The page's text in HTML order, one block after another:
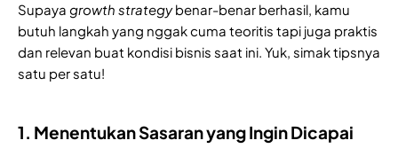
Supaya growth strategybenar-benar berhasil, kamu
butuh langkah yang nggak cuma teoritis tapi juga praktis
dan relevan buat kondisi bisnis saat ini. Yuk, simak tipsnya
satu per satu!
1. Menentukan Sasaran yang Ingin Dicapai